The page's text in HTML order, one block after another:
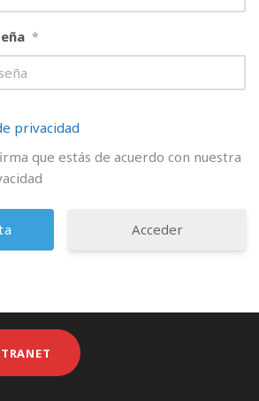
*
privacidad
que estás de acuerdo con nuestra
Acceder